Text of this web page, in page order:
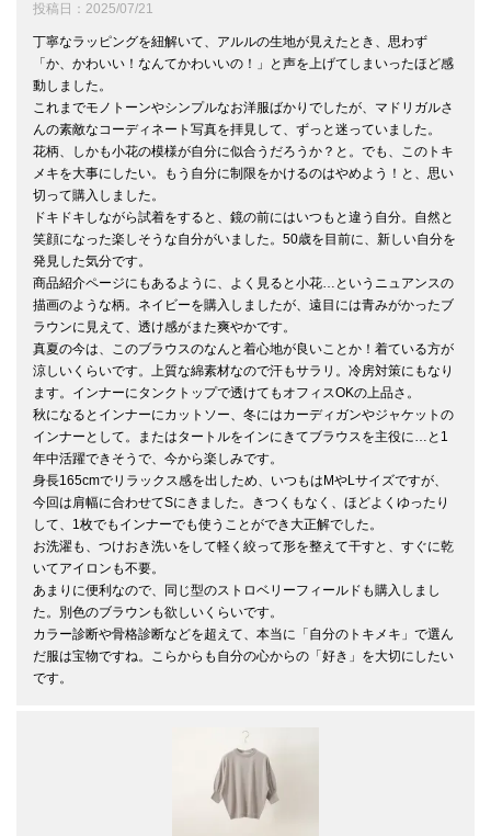
投稿日 2025/07/21
丁寧なラッピングを紐解いて、アルルの生地が見えたとき、思わず
「か、かわいい！なんてかわいいの！」と声を上げてしまいったほど感
動しました。
これまでモノトーンやシンプルなお洋服ばかりでしたが、マドリガルさ
んの素敵なコーディネート写真を拝見して、ずっと迷っていました。
花柄、しかも小花の模様が自分に似合うだろうか？と。でも、このトキ
メキを大事にしたい。もう自分に制限をかけるのはやめよう！と、思い
切って購入しました。
ドキドキしながら試着をすると、鏡の前にはいつもと違う自分。自然と
笑顔になった楽しそうな自分がいました。50歳を目前に、新しい自分を
発見した気分です。
商品紹介ページにもあるように、よく見ると小花…というニュアンスの
描画のような柄。ネイビーを購入しましたが、遠目には青みがかったブ
ラウンに見えて、透け感がまた爽やかです。
真夏の今は、このブラウスのなんと着心地が良いことか！着ている方が
涼しいくらいです。上質な綿素材なので汗もサラリ。冷房対策にもなり
ます。インナーにタンクトップで透けてもオフィスOKの上品さ。
秋になるとインナーにカットソー、冬にはカーディガンやジャケットの
インナーとして。またはタートルをインにきてブラウスを主役に…と1
年中活躍できそうで、今から楽しみです。
身長165cmでリラックス感を出しため、いつもはMやLサイズですが、
今回は肩幅に合わせてSにきました。きつくもなく、ほどよくゆったり
して、1枚でもインナーでも使うことができ大正解でした。
お洗濯も、つけおき洗いをして軽く絞って形を整えて干すと、すぐに乾
いてアイロンも不要。
あまりに便利なので、同じ型のストロベリーフィールドも購入しまし
た。別色のブラウンも欲しいくらいです。
カラー診断や骨格診断などを超えて、本当に「自分のトキメキ」で選ん
だ服は宝物ですね。こらからも自分の心からの「好き」を大切にしたい
です。